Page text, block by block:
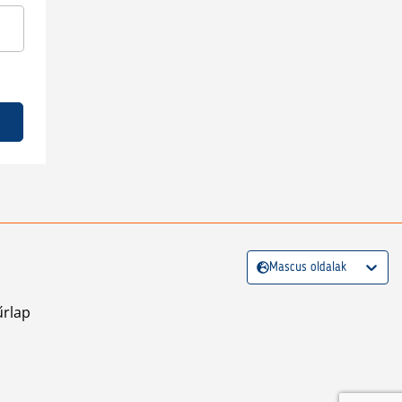
Mascus oldalak